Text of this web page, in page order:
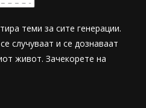
теми за сите генерации.
случуваат и се дознаваат
живот. Зачекорете на